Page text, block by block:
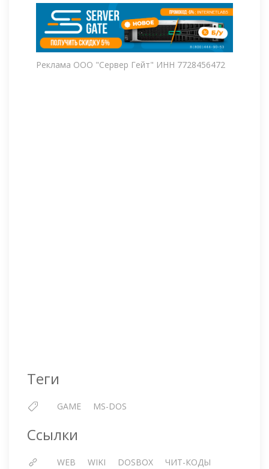
Реклама ООО "Сервер Гейт" ИНН 7728456472
Теги
GAME MS-DOS
Ссылки
WEB WIKI DOSBOX ЧИТ-КОДЫ